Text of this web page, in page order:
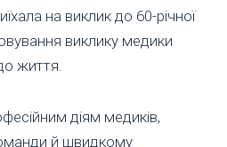
на виклик до 60-річної
виклику медики
життя.
діям медиків,
й швидкому